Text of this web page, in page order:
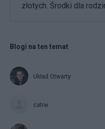
złotych. Środki dla
Blogi na ten temat
Układ Otwarty
catrw